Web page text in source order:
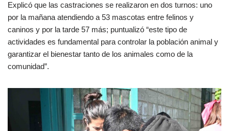
Explicó que las castraciones se realizaron en dos turnos: uno
por la mañana atendiendo a 53 mascotas entre felinos y
caninos y por la tarde 57 más; puntualizó “este tipo de
actividades es fundamental para controlar la población animal y
garantizar el bienestar tanto de los animales como de la
comunidad”.